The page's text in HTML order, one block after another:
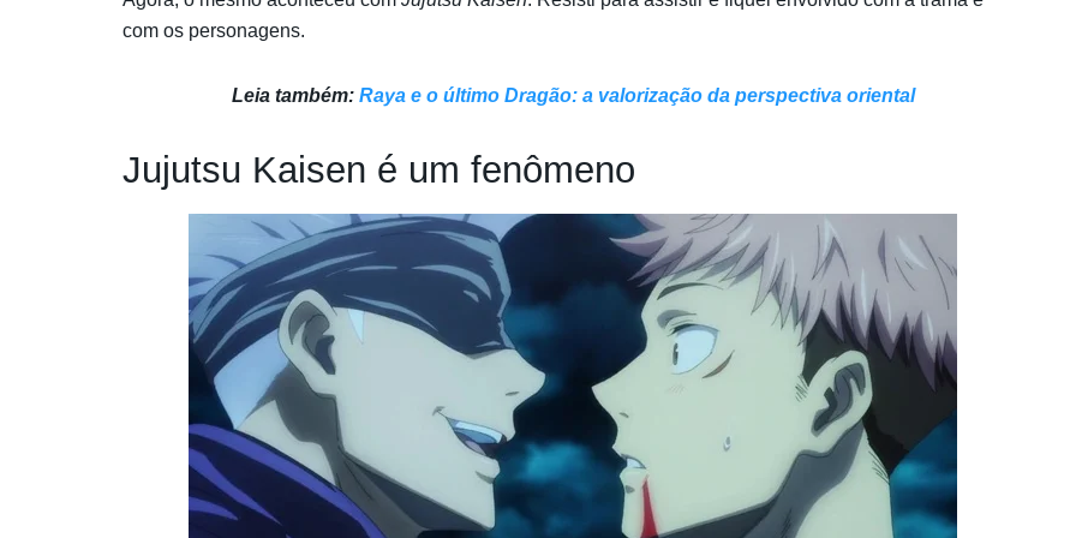
com os personagens.
Leia também: Raya e o último Dragão: a valorização da perspectiva oriental
Jujutsu Kaisen é um fenômeno